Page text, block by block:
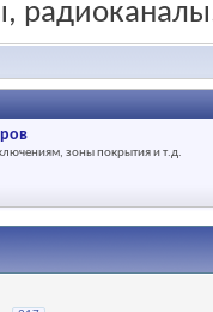
зоны покрытия и т.д.